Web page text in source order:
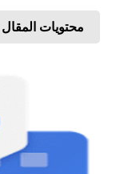
محتويات المقال